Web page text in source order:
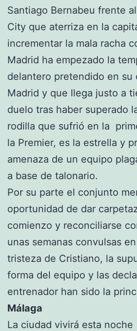
Santiago Bernabeu frente
City que aterriza en la
incrementar la mala racha
Madrid ha empezado la
delantero pretendido en su
Madrid y que llega justo a
duelo tras haber superado
rodilla que sufrió en la
la Premier, es la estrella y
amenaza de un equipo
a base de talonario.
Por su parte el conjunto
oportunidad de dar
comienzo y reconciliarse
unas semanas convulsas
tristeza de Cristiano, la
forma del equipo y las
entrenador han sido la
Málaga
La ciudad vivirá esta noche